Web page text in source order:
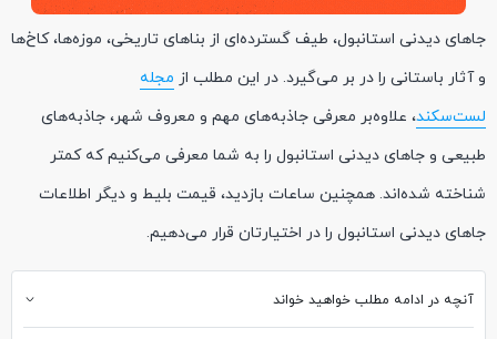
جاهای دیدنی استانبول، طیف گسترده‌ای از بناهای تاریخی، موزه‌ها، کاخ‌ها
و آثار باستانی را در بر می‌گیرد. در این مطلب از مجله
لست‌سکند، علاوه‌بر معرفی جاذبه‌های مهم و معروف شهر، جاذبه‌های
طبیعی و جاهای دیدنی استانبول را به شما معرفی می‌کنیم که کمتر
شناخته شده‌اند. همچنین ساعات بازدید، قیمت بلیط و دیگر اطلاعات
جاهای دیدنی استانبول را در اختیارتان قرار می‌دهیم.
آنچه در ادامه مطلب خواهید خواند